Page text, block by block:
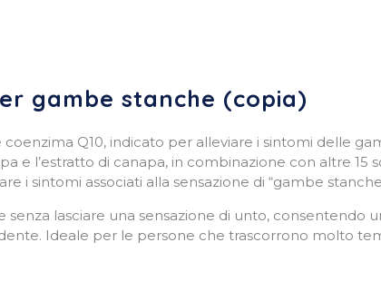
gambe stanche (copia)
Q10, indicato per alleviare i sintomi delle
e l’estratto di canapa, in combinazione con altre
i sintomi associati alla sensazione di “gambe
lasciare una sensazione di unto, consentendo
Ideale per le persone che trascorrono molto